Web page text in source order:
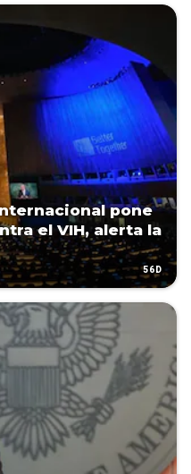
pone
el VIH, alerta la
56D